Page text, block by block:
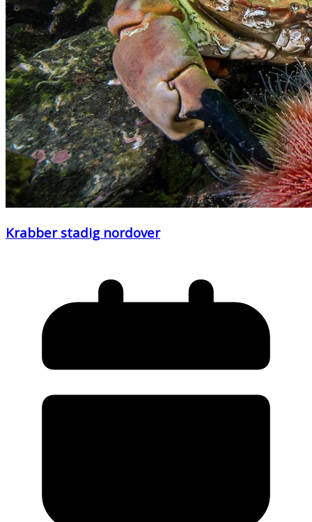
Krabber stadig nordover